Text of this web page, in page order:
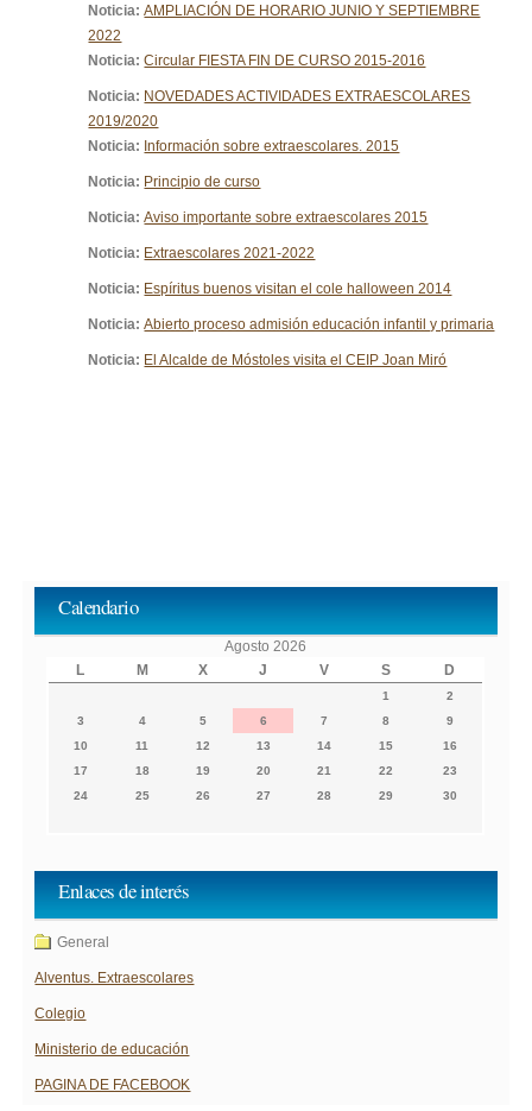
Noticia:AMPLIACIÓN DE HORARIO JUNIO Y SEPTIEMBRE
2022
Noticia:Circular FIESTA FIN DE CURSO 2015-2016
Noticia: NOVEDADES ACTIVIDADES EXTRAESCOLARES
2019/2020
Noticia: Información sobre extraescolares. 2015
Noticia: Principio de curso
Noticia:Aviso importante sobre extraescolares 2015
Noticia: Extraescolares 2021-2022
Noticia: Espíritus buenos visitan el cole halloween 2014
Noticia:Abierto proceso admisión educación infantil y primaria
Noticia: El Alcalde de Móstoles visita el CEIP Joan Miró
Calendario
Agosto 2026
L
M X J V S D
1
2
3
4 5 6 7 8
9
10
11 12 13 14 15
16
17
18 19 20 21 22
23
24
25 26 27 28 29 30
Enlaces de interés
General
Alventus. Extraescolares
Colegio
Ministerio de educación
PAGINA DE FACEBOOK